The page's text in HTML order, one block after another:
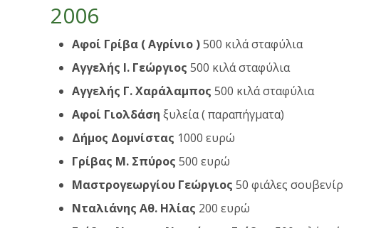
2006
Αφοί Γρίβα ( Αγρίνιο )500 κιλά σταφύλια
Αγγελής Ι. Γεώργιος 500 κιλά σταφύλια
Αγγελής Γ. Χαράλαμπος 500 κιλά σταφύλια
Αφοί Γιολδάση ξυλεία ( παραπήγματα)
Δήμος Δομνίστας 1000 ευρώ
Γρίβας Μ. Σπύρος 500 ευρώ
Μαστρογεωργίου Γεώργιος 50 φιάλες σουβενίρ
Νταλιάνης Αθ. Ηλίας 200 ευρώ